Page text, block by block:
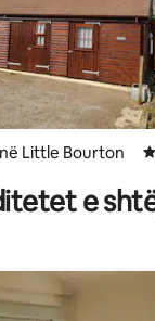
5, 38 vlerësime
Little Bourton
e